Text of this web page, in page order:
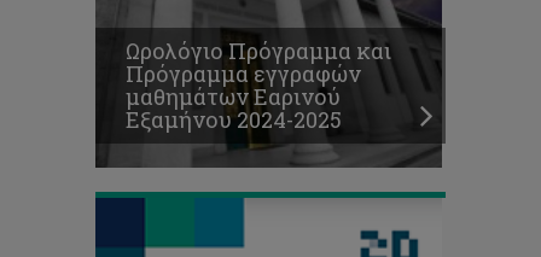
Ωρολόγιο Πρόγραμμα και
Πρόγραμμα εγγραφών
μαθημάτων Εαρινού
Εξαμήνου 2024-2025
2ο
Πτυχίο)
-
Εαρινό
Εξάμηνο
2024/25